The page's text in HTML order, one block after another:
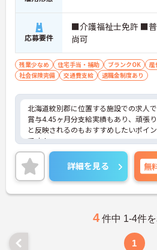
応募要件
■介護福祉士免許 ■
尚可
残業少なめ 住宅手当・補助 ブランクOK
産
社会保険完備
交通費支給 退職金制度あり
北海道紋別郡に位置する施設での求人で
賞与4.45ヶ月分支給実績もあり、頑張
と反映されるのもおすすめしたいポイ
です！
残業少なめなので出勤日でもプライベ
確保して頂けますよ◎
あなたの経験やスキルを活かして、高
が安心して過ごせる空間づくりにチャ
ませんか？
詳細を見る 無
4 件中 1-4件
1